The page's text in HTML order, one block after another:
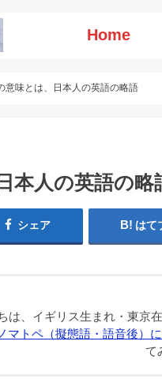
Home
意味とは、日本人の英語の略語
本人の英語の略
シェア はて
は、イギリス生まれ・東京
マトペ（擬態語・語音後）
て